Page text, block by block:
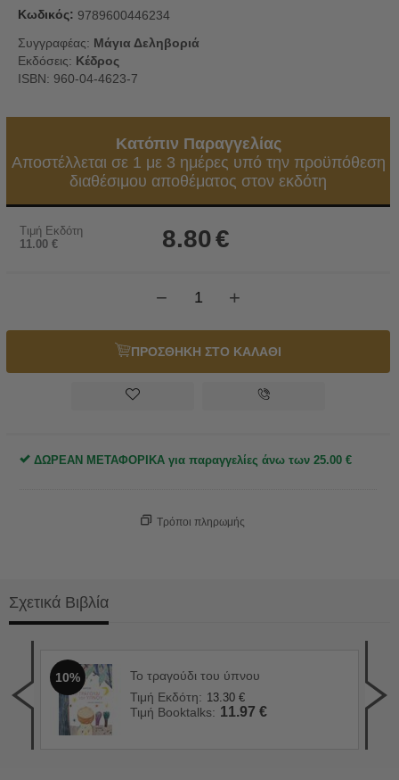
Κωδικός: 9789600446234
Συγγραφέας: Μάγια Δεληβοριά
Εκδόσεις: Κέδρος
ISBN: 960-04-4623-7
Κατόπιν Παραγγελίας
Αποστέλλεται σε 1 με 3 ημέρες υπό την προϋπόθεση
διαθέσιμου αποθέματος στον εκδότη
Τιμή Εκδότη
11.00 € 8.80€
+
−
ΠΡΟΣΘΗΚΗ ΣΤΟ ΚΑΛΑΘΙ
ΔΩΡΕΑΝ ΜΕΤΑΦΟΡΙΚΑ για παραγγελίες άνω των 25.00 €
Τρόποι πληρωμής
Σχετικά Βιβλία
10%
Το τραγούδι του ύπνου
Τιμή Εκδότη: 13.30 €
Τιμή Booktalks: 11.97 €